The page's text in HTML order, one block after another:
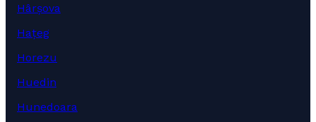
Hârșova
Hațeg
Horezu
Huedin
Hunedoara